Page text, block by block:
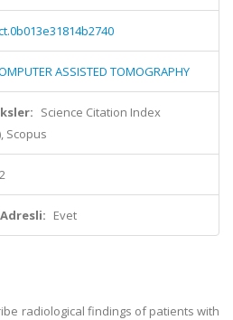
ASSISTED TOMOGRAPHY
Science Citation Index
Scopus
Evet
radiological findings of patients with